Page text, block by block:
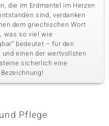
die im Erdmantel im Herzen
sind, verdanken
dem griechischen Wort
was so viel wie
bedeutet – für den
und einen der wertvollsten
sicherlich eine
Pflege